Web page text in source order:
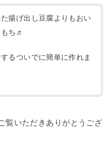
揚げ出し豆腐よりもおい
もち♬
るついでに簡単に作れま
覧いただきありがとうござ